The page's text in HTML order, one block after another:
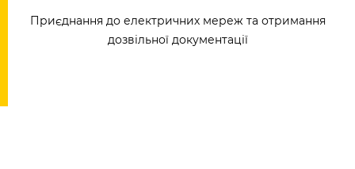
Приєднання до електричних мереж та отримання
дозвільної документації